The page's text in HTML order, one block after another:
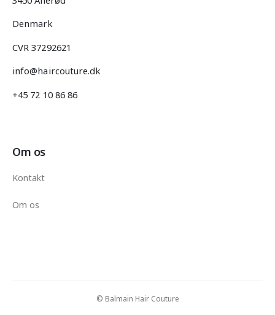
Denmark
CVR 37292621
info@haircouture.dk
+45 72 10 86 86
Om os
Kontakt
Om os
© Balmain Hair Couture